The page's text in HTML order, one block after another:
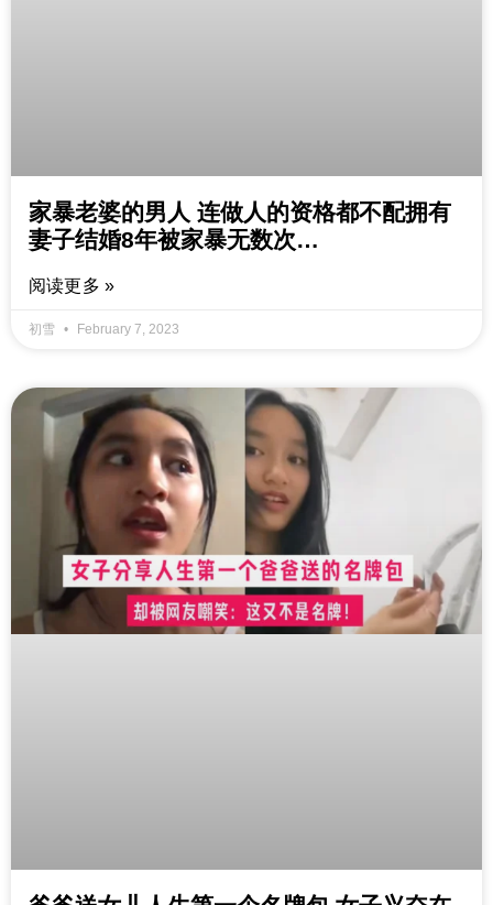
家暴老婆的男人 连做人的资格都不配拥有
妻子结婚8年被家暴无数次…
阅读更多 »
初雪 February 7, 2023